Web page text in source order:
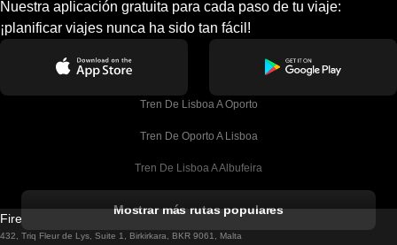
Nuestra aplicación gratuita para cada paso de tu viaje:
¡planificar viajes nunca ha sido tan fácil!
Tren De Lisboa A Oporto
Tren De Oporto A Lisboa
Tren De Lisboa A Albufeira
Tren De Lisboa A Lagos
Mostrar más rutas populares
Firebird GT Limited (OC 1451)
432, Triq Fleur de Lys, Suite 1, Birkirkara, BKR 9061, Malta